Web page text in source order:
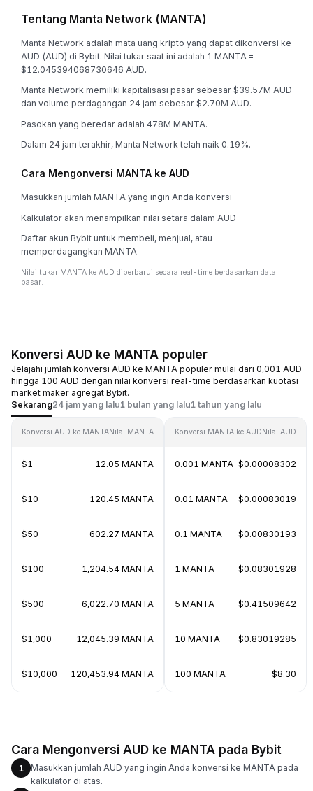
Tentang Manta Network (MANTA)
Manta Network adalah mata uang kripto yang dapat dikonversi ke
AUD (AUD) di Bybit. Nilai tukar saat ini adalah 1 MANTA =
$12.045394068730646 AUD.
Manta Network memiliki kapitalisasi pasar sebesar $39.57M AUD
dan volume perdagangan 24 jam sebesar $2.70M AUD.
Pasokan yang beredar adalah 478M MANTA.
Dalam 24 jam terakhir, Manta Network telah naik 0.19%.
Cara Mengonversi MANTA ke AUD
Masukkan jumlah MANTA yang ingin Anda konversi
Kalkulator akan menampilkan nilai setara dalam AUD
Daftar akun Bybit untuk membeli, menjual, atau
memperdagangkan MANTA
Nilai tukar MANTA ke AUD diperbarui secara real-time berdasarkan data
pasar.
Konversi AUD ke MANTA populer
Jelajahi jumlah konversi AUD ke MANTA populer mulai dari 0,001 AUD
hingga 100 AUD dengan nilai konversi real-time berdasarkan kuotasi
market maker agregat Bybit.
Sekarang24 jam yang lalu1 bulan yang lalu1 tahun yang lalu
Konversi AUD ke MANTANilai MANTA
$1 12.05 MANTA
$10 120.45 MANTA
$50 602.27 MANTA
$100 1,204.54 MANTA
$500 6,022.70 MANTA
$1,000 12,045.39 MANTA
$10,000 120,453.94 MANTA
Konversi MANTA ke AUDNilai AUD
0.001 MANTA $0.00008302
0.01 MANTA $0.00083019
0.1 MANTA $0.00830193
1 MANTA $0.08301928
5 MANTA $0.41509642
10 MANTA $0.83019285
100 MANTA $8.30
Cara Mengonversi AUD ke MANTA pada Bybit
1
Masukkan jumlah AUD yang ingin Anda konversi ke MANTA pada
kalkulator di atas.